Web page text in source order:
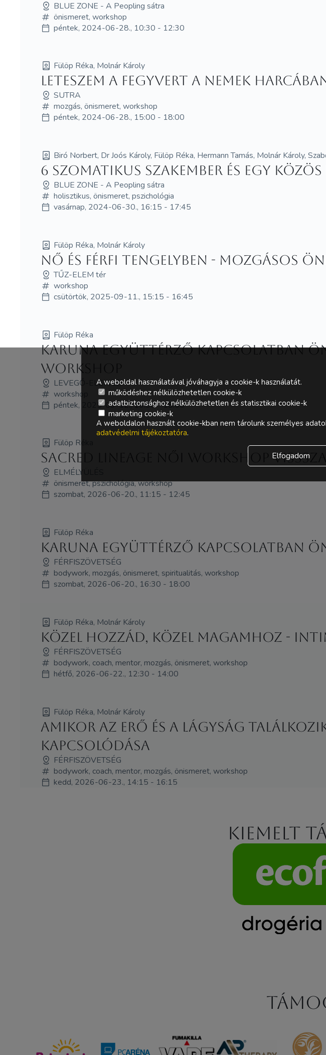
BLUE ZONE - A Peopling sátra
önismeret, workshop
péntek, 2024-06-28., 10:30 - 12:30
Fülöp Réka, Molnár Károly
Leteszem a fegyvert a nemek
SUTRA
mozgás, önismeret, workshop
péntek, 2024-06-28., 15:00 - 18:00
Biró Norbert, Dr Joós Károly, Fülöp Réka, Hermann Tamás, Molnár Károly,
6 szomatikus szakember és egy
BLUE ZONE - A Peopling sátra
holisztikus, önismeret, pszichológia
vasárnap, 2024-06-30., 16:15 - 17:45
Fülöp Réka, Molnár Károly
Nő és Férfi Tengelyben - mozgásos
TŰZ-ELEM tér
workshop
csütörtök, 2025-09-11., 15:15 - 16:45
Fülöp Réka
Karuna együttérző kapcsolatban
WORKSHOP
LEVEGŐ-ELEM tér
workshop
péntek, 2025-09-12., 16:30 - 18:00
Fülöp Réka
Sacred Lineage Női workshop
ELMÉLYÜLÉS
önismeret, pszichológia, workshop
szombat, 2026-06-20., 11:15 - 12:45
Fülöp Réka
Karuna együttérző kapcsolatban
FÉRFISZÖVETSÉG
bodywork, mozgás, önismeret, spiritualitás, workshop
szombat, 2026-06-20., 16:30 - 18:00
Fülöp Réka, Molnár Károly
Közel hozzád, közel magamhoz -
FÉRFISZÖVETSÉG
bodywork, coach, mentor, mozgás, önismeret, workshop
hétfő, 2026-06-22., 12:30 - 14:00
Fülöp Réka, Molnár Károly
Amikor az erő és a lágyság
kapcsolódása
FÉRFISZÖVETSÉG
bodywork, coach, mentor, mozgás, önismeret, workshop
kedd, 2026-06-23., 14:15 - 16:15
Kiemelt
A weboldal használatával jóváhagyja a cookie-k használatát.
működéshez nélkülözhetetlen cookie-k
adatbiztonsághoz nélkülözhetetlen és statisztikai cookie-k
marketing cookie-k
A weboldalon használt cookie-kban nem tárolunk személyes
adatvédelmi tájékoztatóra.
Elfogadom